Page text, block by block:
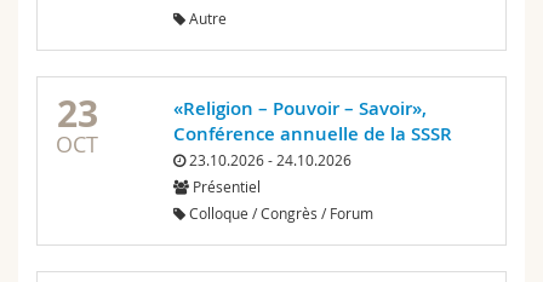
Autre
23
OCT
«Religion – Pouvoir – Savoir»,
Conférence annuelle de la SSSR
23.10.2026 - 24.10.2026
Présentiel
Colloque / Congrès / Forum